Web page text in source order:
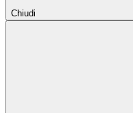
Chiudi